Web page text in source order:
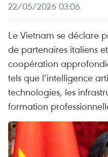
22/05/2026 03:06
Le Vietnam se déclare
de partenaires italiens
coopération
tels que l’intelligence
technologies, les
formation